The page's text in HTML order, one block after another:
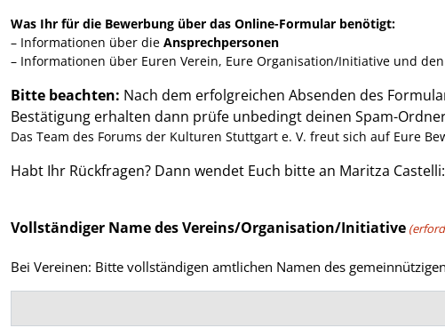
Was Ihr für die Bewerbung über das Online-Formular benötigt:
– Informationen über die Ansprechpersonen
– Informationen über Euren Verein, Eure Organisation/Initiative und
Bitte beachten: Nach dem erfolgreichen Absenden des
Bestätigung erhalten dann prüfe unbedingt deinen Spam-
Das Team des Forums der Kulturen Stuttgart e. V. freut sich auf Eure
Habt Ihr Rückfragen? Dann wendet Euch bitte an Maritza
Vollständiger Name des Vereins/Organisation/Initiative
Bei Vereinen: Bitte vollständigen amtlichen Namen des